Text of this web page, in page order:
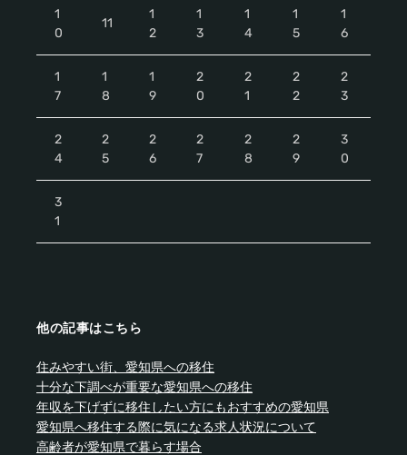
1
0
11
1
2
1
3
1
4
1
5
1
6
1
7
1
8
1
9
2
0
2
1
2
2
2
3
2
4
2
5
2
6
2
7
2
8
2
9
3
0
3
1
他の記事はこちら
住みやすい街、愛知県への移住
十分な下調べが重要な愛知県への移住
年収を下げずに移住したい方にもおすすめの愛知県
愛知県へ移住する際に気になる求人状況について
高齢者が愛知県で暮らす場合